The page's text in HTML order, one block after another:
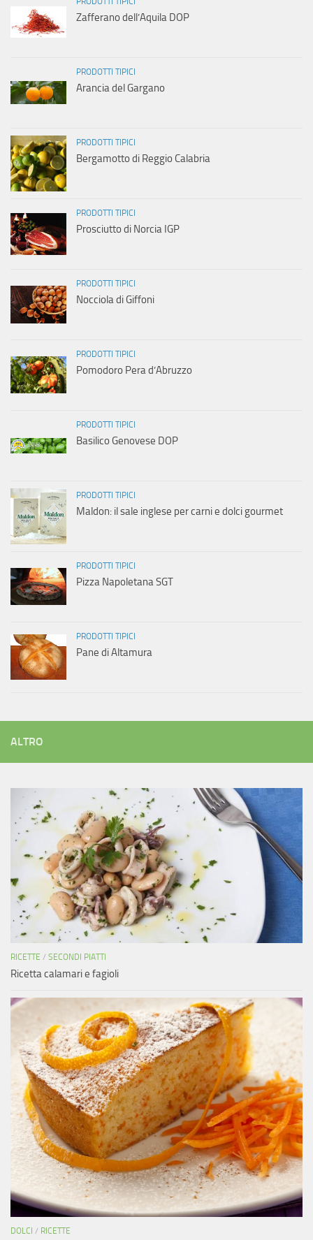
Zafferano dell’Aquila DOP
PRODOTTI TIPICI
Arancia del Gargano
PRODOTTI TIPICI
Bergamotto di Reggio Calabria
PRODOTTI TIPICI
Prosciutto di Norcia IGP
PRODOTTI TIPICI
Nocciola di Giffoni
PRODOTTI TIPICI
Pomodoro Pera d’Abruzzo
PRODOTTI TIPICI
Basilico Genovese DOP
PRODOTTI TIPICI
Maldon: il sale inglese per carni e dolci gourmet
PRODOTTI TIPICI
Pizza Napoletana SGT
PRODOTTI TIPICI
Pane di Altamura
ALTRO
RICETTE / SECONDI PIATTI
Ricetta calamari e fagioli
DOLCI / RICETTE